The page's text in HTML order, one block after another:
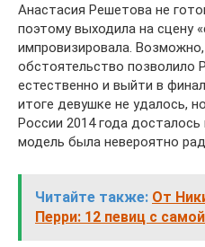
Анастасия Решетова не
поэтому выходила на сцену
импровизировала.
обстоятельство позволило
естественно и выйти в
итоге девушке не удалось,
России 2014 года
модель была невероятно
Читайте также: От
Перри: 12 певиц с